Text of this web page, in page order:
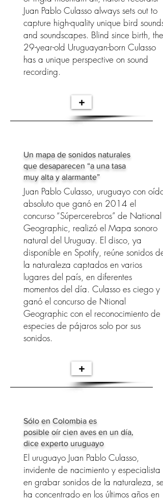
Juan Pablo Culasso always sets out to
capture high-quality unique bird sounds
and soundscapes. Blind since birth, the
29-year-old Uruguayan-born Culasso
has a unique perspective on sound
recording.
+
Un mapa de sonidos naturales
que desaparecen “a una tasa
muy alta y alarmante”
Juan Pablo Culasso, uruguayo con oído
absoluto que ganó en 2014 el
concurso “Súpercerebros” de National
Geographic, realizó el Mapa sonoro
natural del Uruguay. El disco, ya
disponible en Spotify, reúne sonidos de
la naturaleza captados en varios
lugares del país, en diferentes
momentos del día. Culasso es ciego y
ganó el concurso de Ntional
Geographic con el reconocimiento de
especies de pájaros solo por sus
sonidos.
+
Sólo en Colombia es
posible oír cien aves en un día,
dice experto uruguayo
El uruguayo Juan Pablo Culasso,
invidente de nacimiento y especialista
en grabar sonidos de la naturaleza, se
ha concentrado en los últimos años en